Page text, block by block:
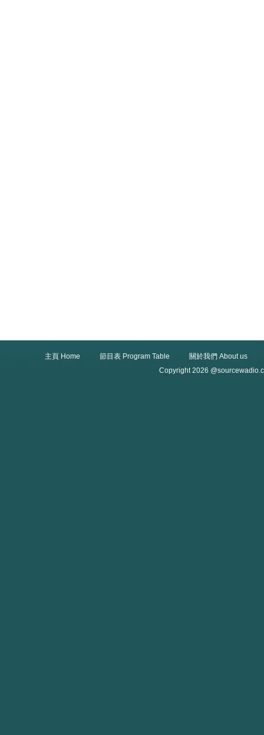
主頁 Home 節目表 Program Table
關於我們 About us
Copyright 2026